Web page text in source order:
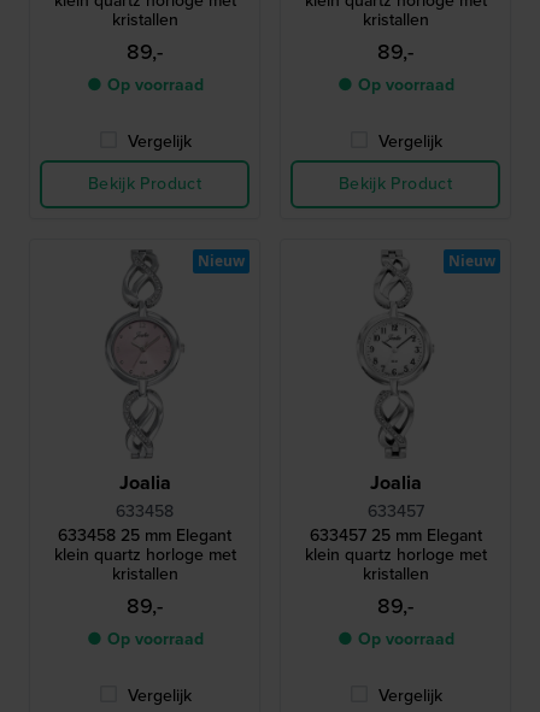
kristallen
89,-
● Op voorraad
Vergelijk
Bekijk Product
kristallen
89,-
● Op voorraad
Vergelijk
Bekijk Product
Joalia
633458
633458 25 mm Elegant
klein quartz horloge met
kristallen
89,-
● Op voorraad
Vergelijk
Nieuw
Joalia
633457
633457 25 mm Elegant
klein quartz horloge met
kristallen
89,-
● Op voorraad
Vergelijk
Nieuw